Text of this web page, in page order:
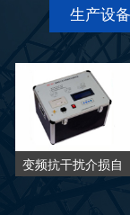
生产设备
变频抗干扰介损自